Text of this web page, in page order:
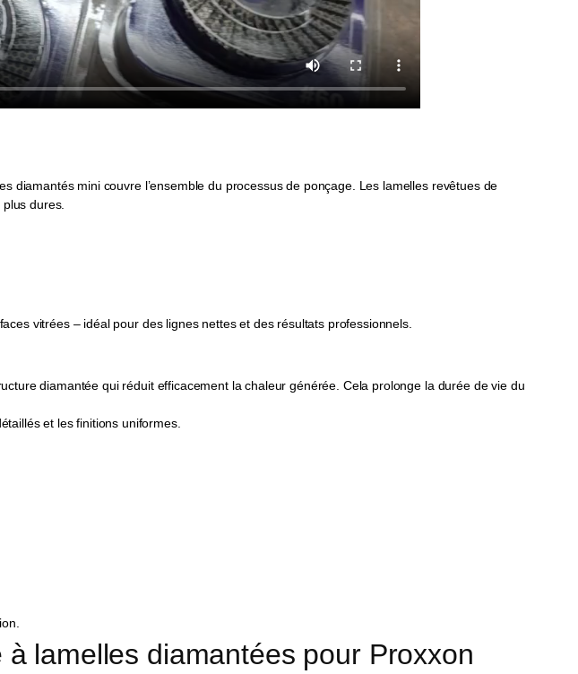
mini couvre l’ensemble du processus de ponçage. Les lamelles revêtues de
dures.
vitrées – idéal pour des lignes nettes et des résultats professionnels.
diamantée qui réduit efficacement la chaleur générée. Cela prolonge la durée de vie du
et les finitions uniformes.
lamelles diamantées pour Proxxon